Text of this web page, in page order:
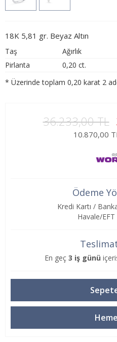
18K 5,81 gr. Beyaz Altın
Taş Ağırlık
Pirlanta
0,20 ct.
* Üzerinde toplam 0,20 karat 2
36.233,00 TL
10.870,00
Ödeme
Kredi Kartı /
Havale/
En geç 3 iş günü